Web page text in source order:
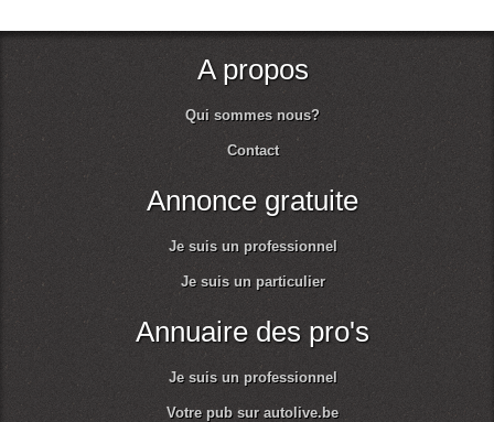
A propos
Qui sommes nous?
Contact
Annonce gratuite
Je suis un professionnel
Je suis un particulier
Annuaire des pro's
Je suis un professionnel
Votre pub sur autolive.be